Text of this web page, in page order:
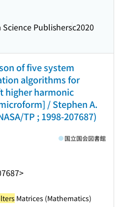
Science Publishersc2020
of five system
algorithms for
higher harmonic
/ Stephen A.
TP ; 1998-207687)
国立国会図書館
Matrices (Mathematics)